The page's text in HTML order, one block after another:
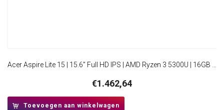
Acer Aspire Lite 15 | 15.6” Full HD IPS | AMD Ryzen 3 5300U | 16GB RAM | 512GB SSD | W11 Pro
€1.462,64
Toevoegen aan winkelwagen